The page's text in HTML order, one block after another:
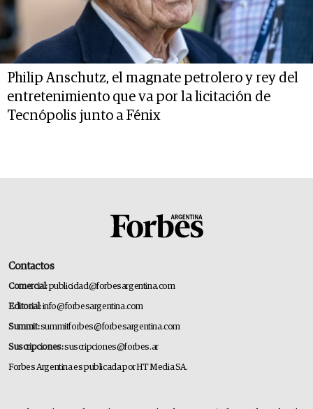
Philip Anschutz, el magnate petrolero y rey del
entretenimiento que va por la licitación de
Tecnópolis junto a Fénix
Contactos
Comercial:publicidad@forbesargentina.com
Editorial:info@forbesargentina.com
Summit:summitforbes@forbesargentina.com
Suscripciones:suscripciones@forbes.ar
Forbes Argentina es publicada por HT Media SA.